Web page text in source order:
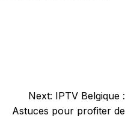
Next: IPTV Belgique :
Astuces pour profiter de